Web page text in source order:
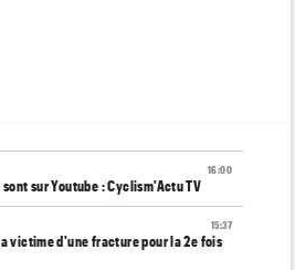
16:00
sur Youtube : Cyclism'Actu TV
15:37
victime d'une fracture pour la 2e fois